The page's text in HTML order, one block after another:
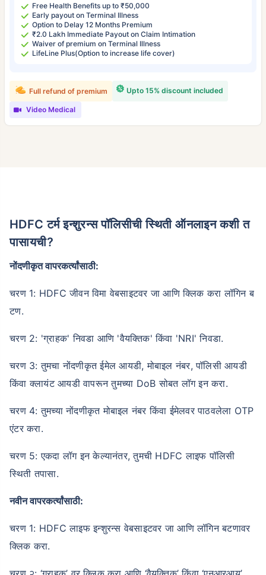
Free Health Benefits up to ₹50,000
Early payout on Terminal Illness
Option to Delay 12 Months Premium
₹2.0 Lakh Immediate Payout on Claim Intimation
Waiver of premium on Terminal Illness
LifeLine Plus(Option to increase life cover)
Upto 15% discount included
Full refund of premium
Video Medical
HDFC टर्म इन्शुरन्स पॉलिसीची स्थिती ऑनलाइन कशी त
पासायची?
नोंदणीकृत वापरकर्त्यांसाठी:
चरण 1: HDFC जीवन विमा वेबसाइटवर जा आणि क्लिक करा लॉगिन ब
टण.
चरण 2: 'ग्राहक' निवडा आणि 'वैयक्तिक' किंवा 'NRI' निवडा.
चरण 3: तुमचा नोंदणीकृत ईमेल आयडी, मोबाइल नंबर, पॉलिसी आयडी
किंवा क्लायंट आयडी वापरून तुमच्या DoB सोबत लॉग इन करा.
चरण 4: तुमच्या नोंदणीकृत मोबाइल नंबर किंवा ईमेलवर पाठवलेला OTP
एंटर करा.
चरण 5: एकदा लॉग इन केल्यानंतर, तुमची HDFC लाइफ पॉलिसी
स्थिती तपासा.
नवीन वापरकर्त्यांसाठी:
चरण 1: HDFC लाइफ इन्शुरन्स वेबसाइटवर जा आणि लॉगिन बटणावर
क्लिक करा.